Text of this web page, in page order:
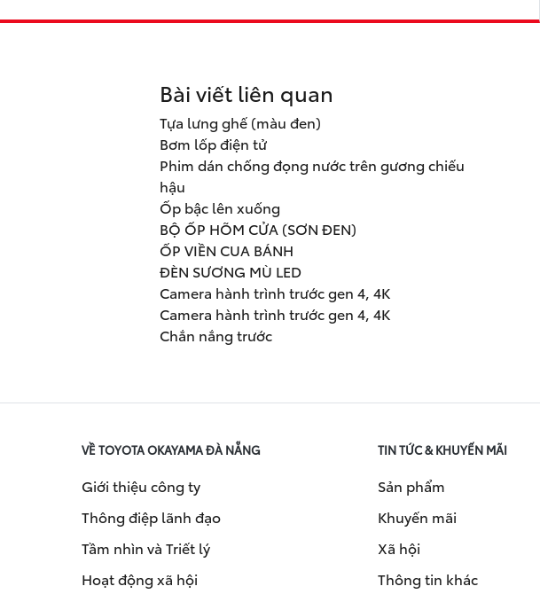
Bài viết liên quan
Tựa lưng ghế (màu đen)
Bơm lốp điện tử
Phim dán chống đọng nước trên gương chiếu
hậu
Ốp bậc lên xuống
BỘ ỐP HÕM CỬA (SƠN ĐEN)
ỐP VIỀN CUA BÁNH
ĐÈN SƯƠNG MÙ LED
Camera hành trình trước gen 4, 4K
Camera hành trình trước gen 4, 4K
Chắn nắng trước
VỀ TOYOTA OKAYAMA ĐÀ NẴNG
Giới thiệu công ty
Thông điệp lãnh đạo
Tầm nhìn và Triết lý
Hoạt động xã hội
TIN TỨC & KHUYẾN MÃI
Sản phẩm
Khuyến mãi
Xã hội
Thông tin khác